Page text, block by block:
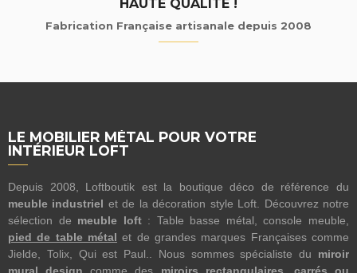
HAUTE QUALITÉ !
Fabrication Française artisanale depuis 2008
LE MOBILIER MÉTAL POUR VOTRE
INTÉRIEUR LOFT
Depuis 2008, Loftboutik est la boutique déco de référence du
meuble industriel et de la décoration style Loft. Découvrez notre
sélection de meuble loft: Table basse métal, console meuble,
pied de table métal et de grandes marques Françaises comme
Jielde, Tolix, Qui est Paul.. Nous sommes spécialiste du miroir